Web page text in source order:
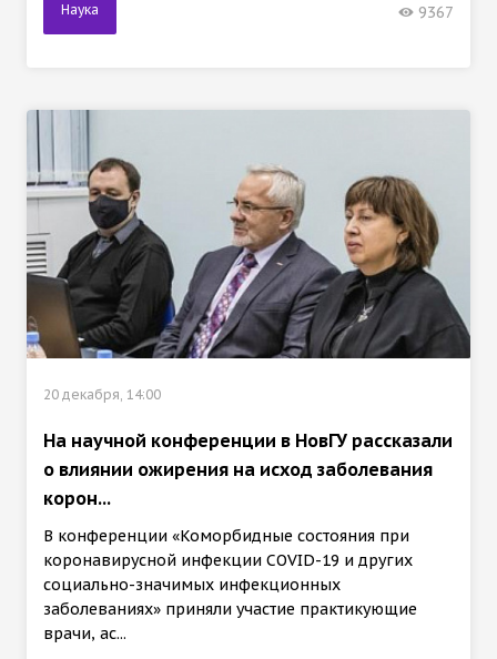
Наука 9367
20 декабря, 14:00
На научной конференции в НовГУ рассказали
о влиянии ожирения на исход заболевания
корон...
В конференции «Коморбидные состояния при
коронавирусной инфекции COVID-19 и других
социально-значимых инфекционных
заболеваниях» приняли участие практикующие
врачи, ас...